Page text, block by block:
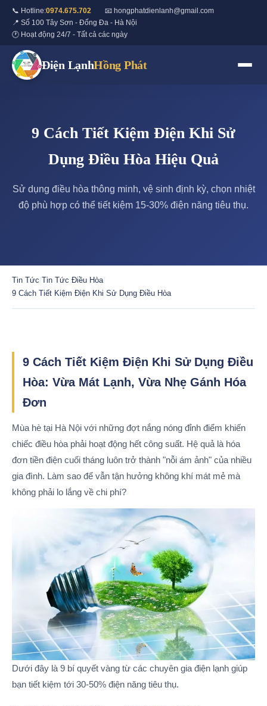
📞 Hotline:0974.675.702
📧 hongphatdienlanh@gmail.com
📍 Số 100 Tây Sơn - Đống Đa - Hà Nội
🕐 Hoạt động 24/7 - Tất cả các ngày
Điện LạnhHồng Phát
9 Cách Tiết Kiệm Điện Khi Sử
Dụng Điều Hòa Hiệu Quả
Sử dụng điều hòa thông minh, vệ sinh định kỳ, chọn nhiệt
độ phù hợp có thể tiết kiệm 15-30% điện năng tiêu thụ.
Tin Tức/Tin Tức Điều Hòa/
9 Cách Tiết Kiệm Điện Khi Sử Dụng Điều Hòa
9 Cách Tiết Kiệm Điện Khi Sử Dụng Điều
Hòa: Vừa Mát Lạnh, Vừa Nhẹ Gánh Hóa
Đơn
Mùa hè tại Hà Nội với những đợt nắng nóng đỉnh điểm khiến
chiếc điều hòa phải hoạt động hết công suất. Hệ quả là hóa
đơn tiền điện cuối tháng luôn trở thành "nỗi ám ảnh" của nhiều
gia đình. Làm sao để vẫn tận hưởng không khí mát mẻ mà
không phải lo lắng về chi phí?
Dưới đây là 9 bí quyết vàng từ các chuyên gia điện lạnh giúp
bạn tiết kiệm tới 30-50% điện năng tiêu thụ.